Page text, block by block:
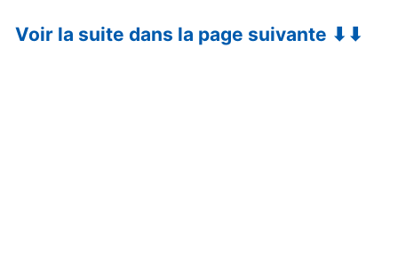
Voir la suite dans la page suivante ⬇⬇